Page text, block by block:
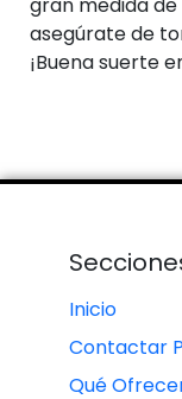
asegúrate de
¡Buena suerte
Inicio
Contactar
Qué